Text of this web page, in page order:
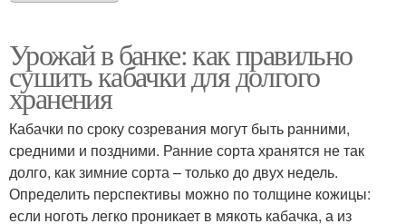
Урожай в банке: как правильно
сушить кабачки для долгого
хранения
Кабачки по сроку созревания могут быть ранними,
средними и поздними. Ранние сорта хранятся не так
долго, как зимние сорта – только до двух недель.
Определить перспективы можно по толщине кожицы:
если ноготь легко проникает в мякоть кабачка, а из